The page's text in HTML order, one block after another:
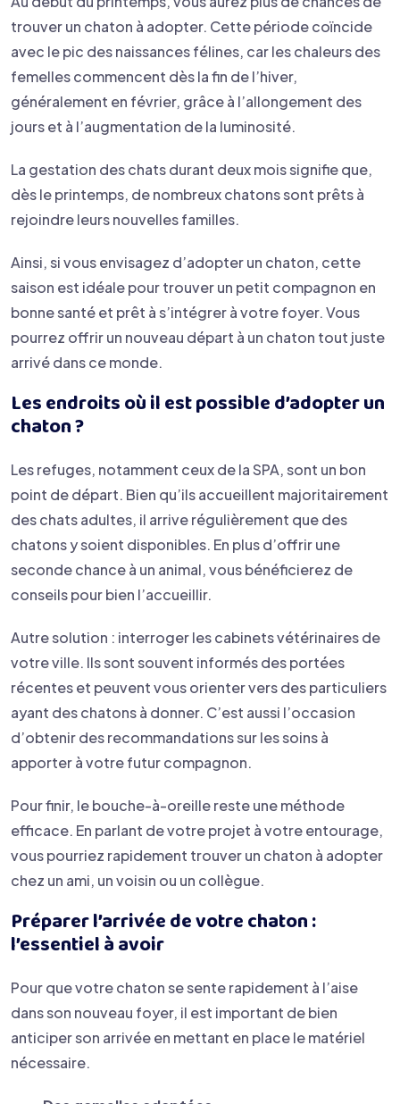
trouver un chaton à adopter. Cette période coïncide
avec le pic des naissances félines, car les chaleurs des
femelles commencent dès la fin de l’hiver,
généralement en février, grâce à l’allongement des
jours et à l’augmentation de la luminosité.
La gestation des chats durant deux mois signifie que,
dès le printemps, de nombreux chatons sont prêts à
rejoindre leurs nouvelles familles.
Ainsi, si vous envisagez d’adopter un chaton, cette
saison est idéale pour trouver un petit compagnon en
bonne santé et prêt à s’intégrer à votre foyer. Vous
pourrez offrir un nouveau départ à un chaton tout juste
arrivé dans ce monde.
Les endroits où il est possible d’adopter un
chaton ?
Les refuges, notamment ceux de la SPA, sont un bon
point de départ. Bien qu’ils accueillent majoritairement
des chats adultes, il arrive régulièrement que des
chatons y soient disponibles. En plus d’offrir une
seconde chance à un animal, vous bénéficierez de
conseils pour bien l’accueillir.
Autre solution : interroger les cabinets vétérinaires de
votre ville. Ils sont souvent informés des portées
récentes et peuvent vous orienter vers des particuliers
ayant des chatons à donner. C’est aussi l’occasion
d’obtenir des recommandations sur les soins à
apporter à votre futur compagnon.
Pour finir, le bouche-à-oreille reste une méthode
efficace. En parlant de votre projet à votre entourage,
vous pourriez rapidement trouver un chaton à adopter
chez un ami, un voisin ou un collègue.
Préparer l’arrivée de votre chaton :
l’essentiel à avoir
Pour que votre chaton se sente rapidement à l’aise
dans son nouveau foyer, il est important de bien
anticiper son arrivée en mettant en place le matériel
nécessaire.